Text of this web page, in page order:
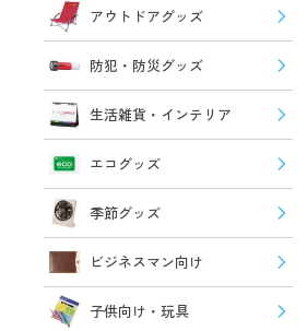
アウトドアグッズ
防犯・防災グッズ
生活雑貨・インテリア
エコグッズ
季節グッズ
ビジネスマン向け
子供向け・玩具